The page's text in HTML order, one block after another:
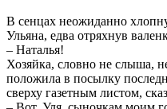
В сенцах неожиданно
Ульяна, едва отряхнув
– Наталья!
Хозяйка, словно не слыша,
положила в посылку
сверху газетным листом,